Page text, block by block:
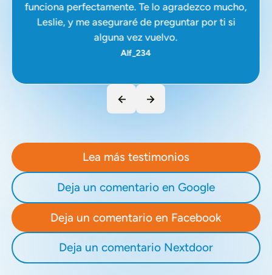
funciona perfectamente. Te lo agradezco mucho,
Leslie, y me aseguraré de preguntar por ti si
alguna vez vuelvo.
Alf_234
Lea más testimonios
Deja un comentario en Google
Deja un comentario en Facebook
Deja un comentario Nextdoor